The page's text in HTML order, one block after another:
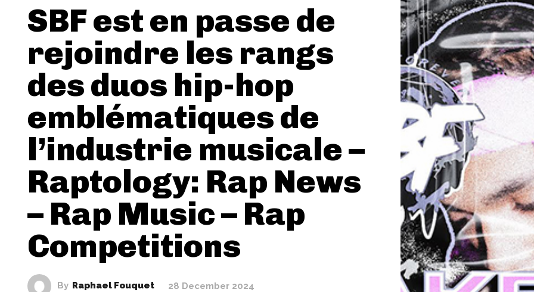
SBF est en passe de
rejoindre les rangs
des duos hip-hop
emblématiques de
l’industrie musicale –
Raptology: Rap News
– Rap Music – Rap
Competitions
By Raphael Fouquet 28 December 2024